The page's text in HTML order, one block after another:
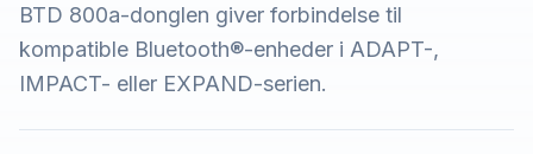
BTD 800a-donglen giver forbindelse til
kompatible Bluetooth®-enheder i ADAPT-,
IMPACT- eller EXPAND-serien.